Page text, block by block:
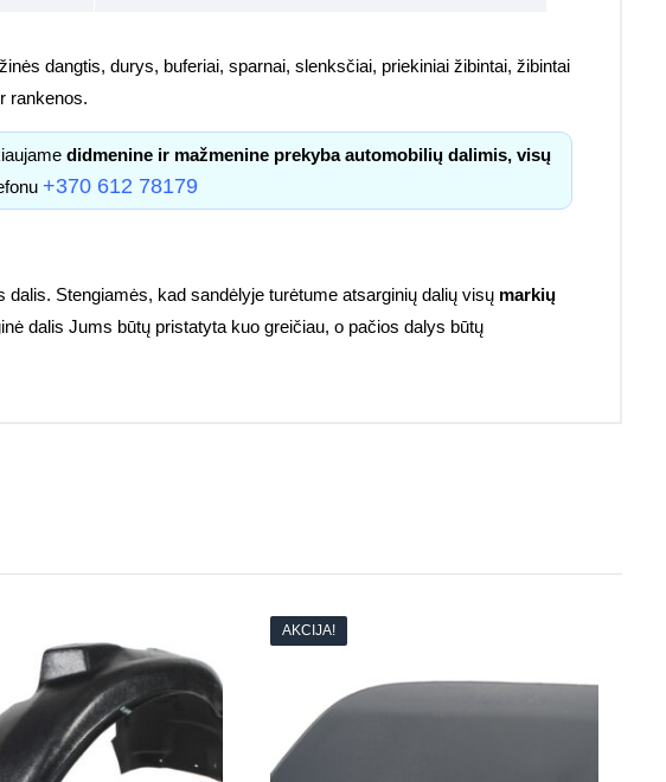
dangtis, durys, buferiai, sparnai, slenksčiai, priekiniai žibintai, žibintai
rankenos.
didmenine ir mažmenine prekyba automobilių dalimis, visų
+370 612 78179
Stengiamės, kad sandėlyje turėtume atsarginių dalių visų markių
dalis Jums būtų pristatyta kuo greičiau, o pačios dalys būtų
AKCIJA!